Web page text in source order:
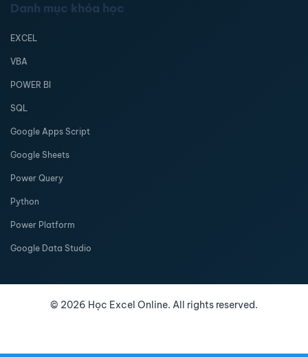
Danh mục khóa học
EXCEL
VBA
POWER BI
SQL
Google Apps Script
Google Sheets
Power Query
Python
Power Platform
Google Data Studio
© 2026 Học Excel Online. All rights reserved.